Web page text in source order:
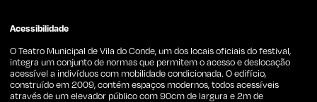
Acessibilidade
O Teatro Municipal de Vila do Conde, um dos locais oficiais do festival,
integra um conjunto de normas que permitem o acesso e deslocação
acessível a indivíduos com mobilidade condicionada. O edifício,
construído em 2009, contém espaços modernos, todos acessíveis
através de um elevador público com 90cm de largura e 2m de